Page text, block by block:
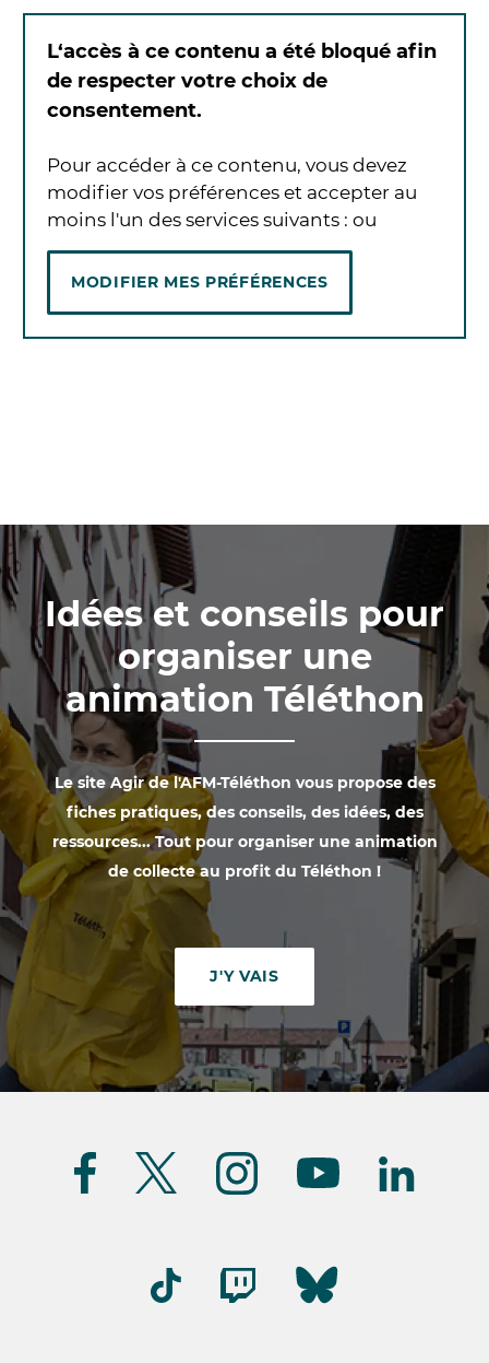
L‘accès à ce contenu a été bloqué afin
de respecter votre choix de
consentement.
Pour accéder à ce contenu, vous devez
modifier vos préférences et accepter au
moins l'un des services suivants : ou
MODIFIER MES PRÉFÉRENCES
Idées et conseils pour
organiser une
animation Téléthon
Le site Agir de l'AFM-Téléthon vous propose des
fiches pratiques, des conseils, des idées, des
ressources... Tout pour organiser une animation
de collecte au profit du Téléthon !
J'Y VAIS